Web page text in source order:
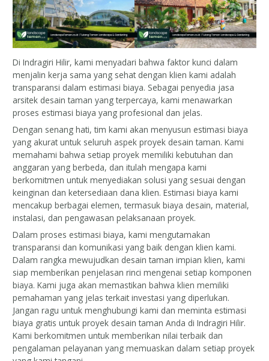
Di Indragiri Hilir, kami menyadari bahwa faktor kunci dalam
menjalin kerja sama yang sehat dengan klien kami adalah
transparansi dalam estimasi biaya. Sebagai penyedia jasa
arsitek desain taman yang terpercaya, kami menawarkan
proses estimasi biaya yang profesional dan jelas.
Dengan senang hati, tim kami akan menyusun estimasi biaya
yang akurat untuk seluruh aspek proyek desain taman. Kami
memahami bahwa setiap proyek memiliki kebutuhan dan
anggaran yang berbeda, dan itulah mengapa kami
berkomitmen untuk menyediakan solusi yang sesuai dengan
keinginan dan ketersediaan dana klien. Estimasi biaya kami
mencakup berbagai elemen, termasuk biaya desain, material,
instalasi, dan pengawasan pelaksanaan proyek.
Dalam proses estimasi biaya, kami mengutamakan
transparansi dan komunikasi yang baik dengan klien kami.
Dalam rangka mewujudkan desain taman impian klien, kami
siap memberikan penjelasan rinci mengenai setiap komponen
biaya. Kami juga akan memastikan bahwa klien memiliki
pemahaman yang jelas terkait investasi yang diperlukan.
Jangan ragu untuk menghubungi kami dan meminta estimasi
biaya gratis untuk proyek desain taman Anda di Indragiri Hilir.
Kami berkomitmen untuk memberikan nilai terbaik dan
pengalaman pelayanan yang memuaskan dalam setiap proyek